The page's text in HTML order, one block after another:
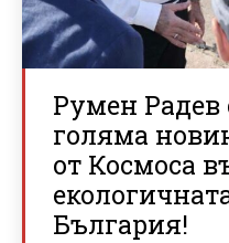
Румен
голяма
от Космоса
България!